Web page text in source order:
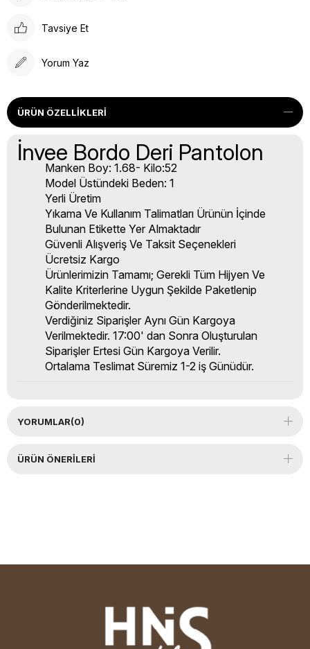
Tavsiye Et
Yorum Yaz
ÜRÜN ÖZELLIKLERI
İnvee Bordo Deri Pantolon
Manken Boy: 1.68- Kilo:52
Model Üstündeki Beden: 1
Yerli Üretim
Yıkama Ve Kullanım Talimatları Ürünün İçinde
Bulunan Etikette Yer Almaktadır
Güvenli Alışveriş Ve Taksit Seçenekleri
Ücretsiz Kargo
Ürünlerimizin Tamamı; Gerekli Tüm Hijyen Ve
Kalite Kriterlerine Uygun Şekilde Paketlenip
Gönderilmektedir.
Verdiğiniz Siparişler Aynı Gün Kargoya
Verilmektedir. 17:00' dan Sonra Oluşturulan
Siparişler Ertesi Gün Kargoya Verilir.
Ortalama Teslimat Süremiz 1-2 iş Günüdür.
YORUMLAR(0)
ÜRÜN ÖNERILERI